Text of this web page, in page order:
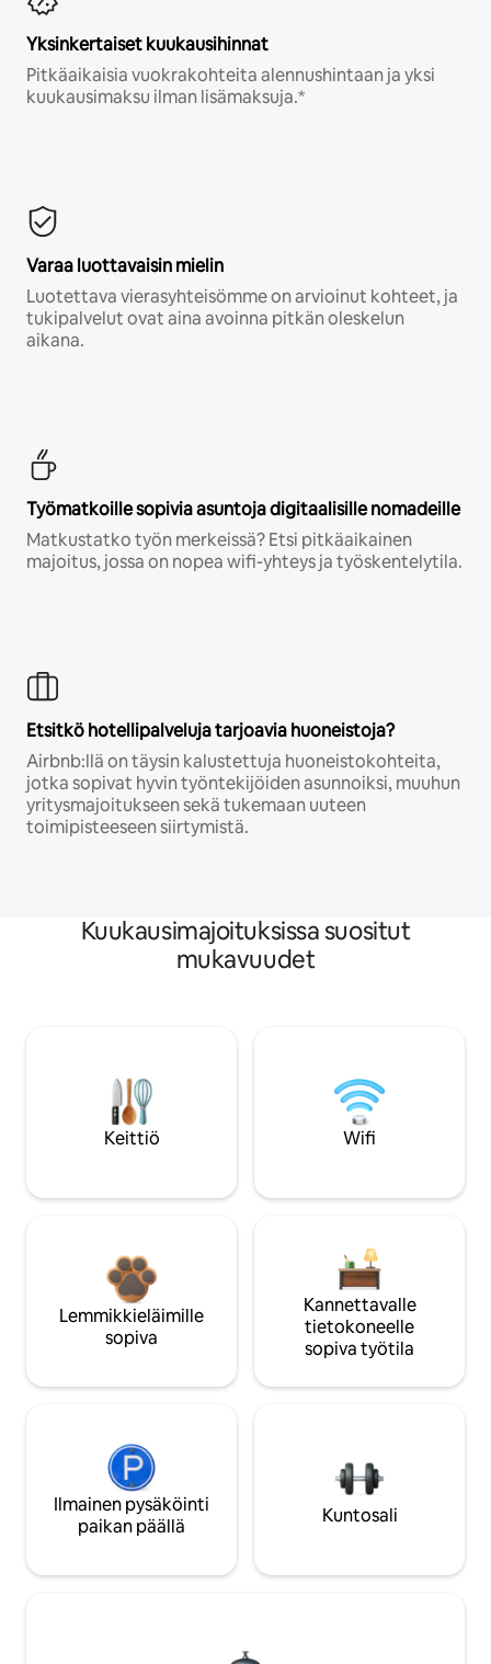
Yksinkertaiset kuukausihinnat
Pitkäaikaisia vuokrakohteita alennushintaan ja yksi
kuukausimaksu ilman lisämaksuja.*
Varaa luottavaisin mielin
Luotettava vierasyhteisömme on arvioinut kohteet, ja
tukipalvelut ovat aina avoinna pitkän oleskelun
aikana.
Työmatkoille sopivia asuntoja digitaalisille nomadeille
Matkustatko työn merkeissä? Etsi pitkäaikainen
majoitus, jossa on nopea wifi-yhteys ja työskentelytila.
Etsitkö hotellipalveluja tarjoavia huoneistoja?
Airbnb:llä on täysin kalustettuja huoneistokohteita,
jotka sopivat hyvin työntekijöiden asunnoiksi, muuhun
yritysmajoitukseen sekä tukemaan uuteen
toimipisteeseen siirtymistä.
Kuukausimajoituksissa suositut
mukavuudet
Keittiö Wifi
Lemmikkieläimille
sopiva
Kannettavalle
tietokoneelle
sopiva työtila
Ilmainen pysäköinti
paikan päällä
Kuntosali